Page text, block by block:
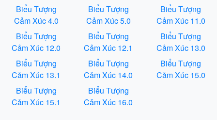
Biểu Tượng
Cảm Xúc 4.0
Biểu Tượng
Cảm Xúc 5.0
Biểu Tượng
Cảm Xúc 11.0
Biểu Tượng
Cảm Xúc 12.0
Biểu Tượng
Cảm Xúc 12.1
Biểu Tượng
Cảm Xúc 13.0
Biểu Tượng
Cảm Xúc 13.1
Biểu Tượng
Cảm Xúc 14.0
Biểu Tượng
Cảm Xúc 15.0
Biểu Tượng
Cảm Xúc 15.1
Biểu Tượng
Cảm Xúc 16.0